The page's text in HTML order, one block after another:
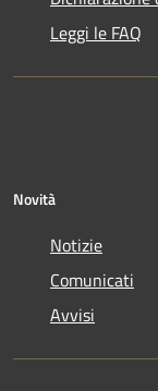
Leggi le FAQ
Novità
Notizie
Comunicati
Avvisi